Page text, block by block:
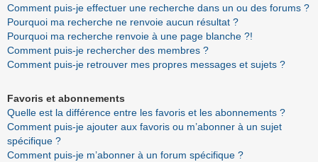
Comment puis-je effectuer une recherche dans un ou des forums ?
Pourquoi ma recherche ne renvoie aucun résultat ?
Pourquoi ma recherche renvoie à une page blanche ?!
Comment puis-je rechercher des membres ?
Comment puis-je retrouver mes propres messages et sujets ?
Favoris et abonnements
Quelle est la différence entre les favoris et les abonnements ?
Comment puis-je ajouter aux favoris ou m’abonner à un sujet
spécifique ?
Comment puis-je m’abonner à un forum spécifique ?